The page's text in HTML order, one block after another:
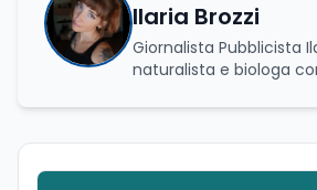
Ilaria Brozzi
Giornalista Pubblicista
naturalista e biologa
Laureata in Scienze